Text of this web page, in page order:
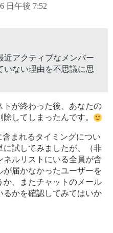
日午後 7:52
近アクティブなメンバー
いない理由を不思議に思
トが終わった後、あなたの
してしまったんです。
含まれるタイミングについ
に試してみましたが、（非
ルリストにいる全員が含
が届かなかったユーザーを
、またチャットのメール
かを確認してみてはいか